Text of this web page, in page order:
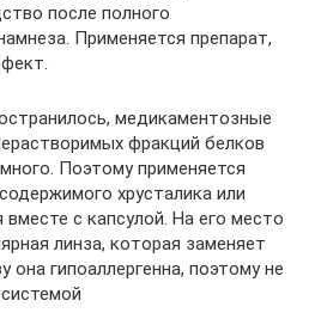
после полного
Применяется препарат,
медикаментозные
фракций белков
Поэтому применяется
хрусталика или
вместе с капсулой. На его место
линза, которая заменяет
она гипоаллергенна, поэтому не